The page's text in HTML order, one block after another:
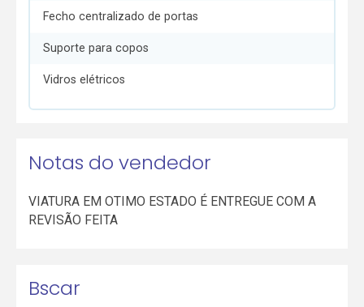
Fecho centralizado de portas
Suporte para copos
Vidros elétricos
Notas do vendedor
VIATURA EM OTIMO ESTADO É ENTREGUE COM A
REVISÃO FEITA
Bscar